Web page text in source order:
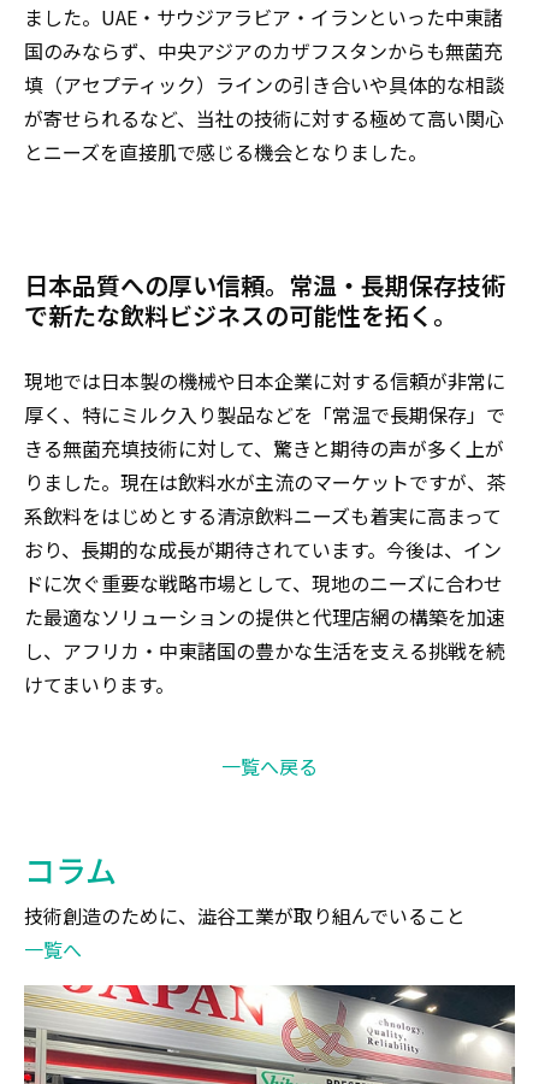
ました。UAE・サウジアラビア・イランといった中東諸
国のみならず、中央アジアのカザフスタンからも無菌充
填（アセプティック）ラインの引き合いや具体的な相談
が寄せられるなど、当社の技術に対する極めて高い関心
とニーズを直接肌で感じる機会となりました。
日本品質への厚い信頼。常温・長期保存技術
で新たな飲料ビジネスの可能性を拓く。
現地では日本製の機械や日本企業に対する信頼が非常に
厚く、特にミルク入り製品などを「常温で長期保存」で
きる無菌充填技術に対して、驚きと期待の声が多く上が
りました。現在は飲料水が主流のマーケットですが、茶
系飲料をはじめとする清涼飲料ニーズも着実に高まって
おり、長期的な成長が期待されています。今後は、イン
ドに次ぐ重要な戦略市場として、現地のニーズに合わせ
た最適なソリューションの提供と代理店網の構築を加速
し、アフリカ・中東諸国の豊かな生活を支える挑戦を続
けてまいります。
一覧へ戻る
コラム
技術創造のために、澁谷工業が取り組んでいること
一覧へ